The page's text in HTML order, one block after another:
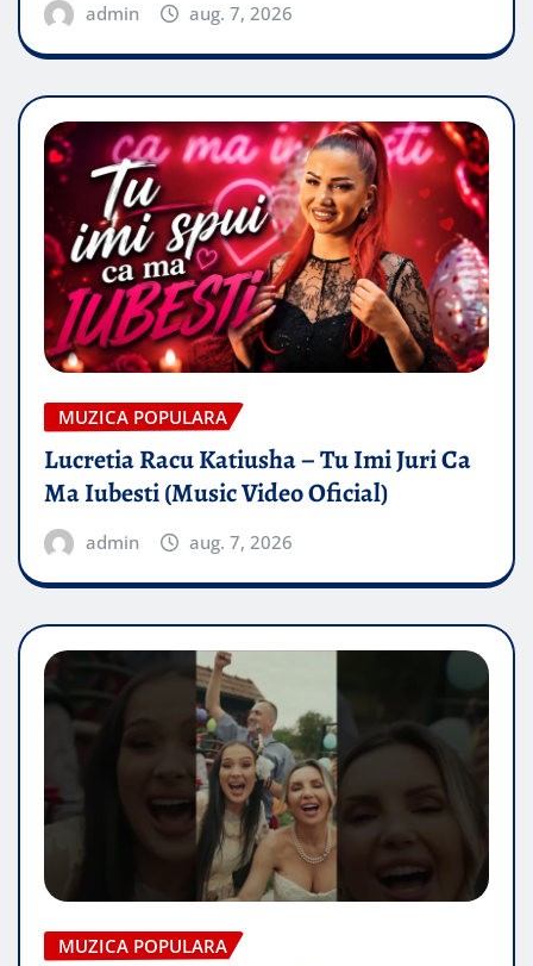
admin aug. 7, 2026
MUZICA POPULARA
Lucretia Racu Katiusha – Tu Imi Juri Ca
Ma Iubesti (Music Video Oficial)
admin aug. 7, 2026
MUZICA POPULARA